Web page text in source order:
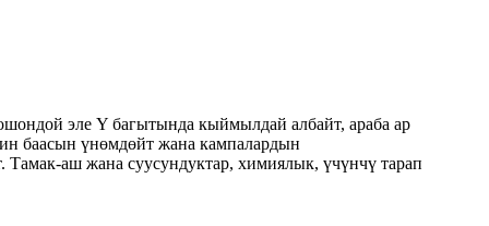
эле Y багытында кыймылдай албайт, араба ар
баасын үнөмдөйт жана кампалардын
Тамак-аш жана суусундуктар, химиялык, үчүнчү тарап